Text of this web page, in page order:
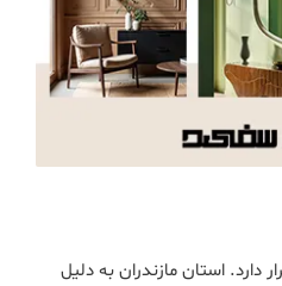
استان مازندران به دلیل